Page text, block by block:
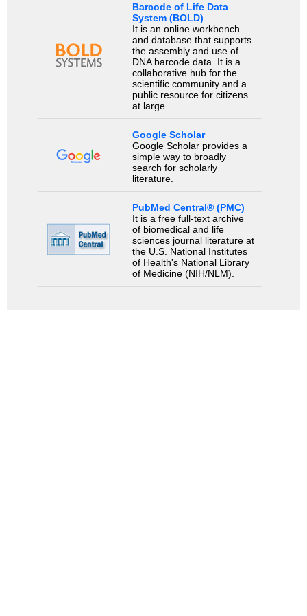
Barcode of Life Data
System (BOLD)
It is an online workbench
and database that supports
the assembly and use of
DNA barcode data. It is a
collaborative hub for the
scientific community and a
public resource for citizens
at large.
Google Scholar
Google Scholar provides a
simple way to broadly
search for scholarly
literature.
PubMed Central® (PMC)
It is a free full-text archive
of biomedical and life
sciences journal literature at
the U.S. National Institutes
of Health's National Library
of Medicine (NIH/NLM).